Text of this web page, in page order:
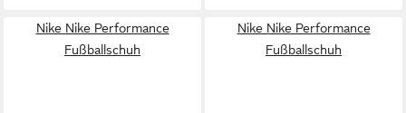
Nike Nike Performance
Fußballschuh
Nike Nike Performance
Fußballschuh